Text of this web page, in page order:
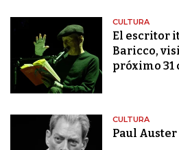
CULTURA
El escritor
Baricco,
próximo 31
CULTURA
Paul Auster